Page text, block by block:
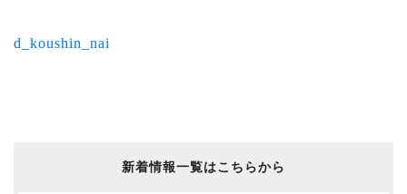
d_koushin_nai
新着情報一覧はこちらから